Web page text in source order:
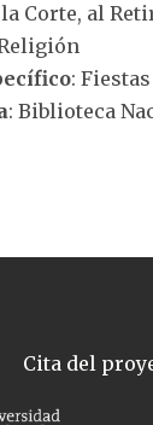
la Corte, al
:
: Biblioteca
Cita del